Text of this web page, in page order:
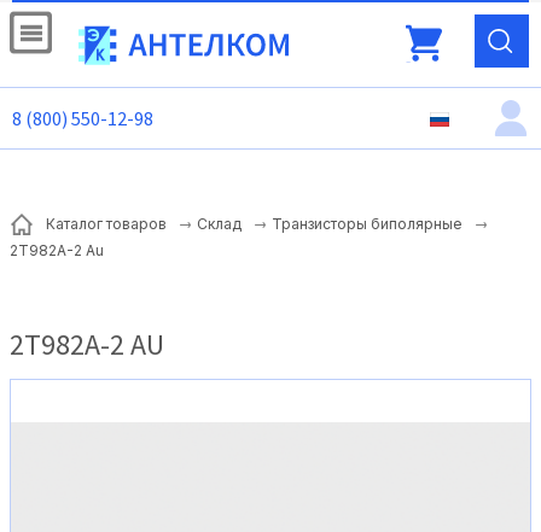
8 (800) 550-12-98
Каталог товаров Склад
Транзисторы биполярные
2Т982А-2 Au
2Т982А-2 AU